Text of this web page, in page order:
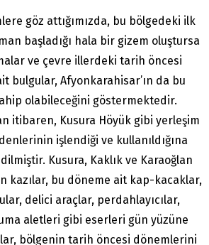
göz attığımızda, bu bölgedeki ilk
başladığı hala bir gizem oluştursa
ve çevre illerdeki tarih öncesi
bulgular, Afyonkarahisar’ın da bu
olabileceğini göstermektedir.
itibaren, Kusura Höyük gibi yerleşim
işlendiği ve kullanıldığına
Kusura, Kaklık ve Karaoğlan
kazılar, bu döneme ait kap-kacaklar,
delici araçlar, perdahlayıcılar,
aletleri gibi eserleri gün yüzüne
bölgenin tarih öncesi dönemlerini